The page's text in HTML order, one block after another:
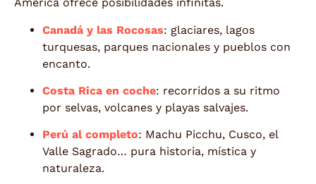
Canadá y las Rocosas: glaciares, lagos
turquesas, parques nacionales y pueblos con
encanto.
Costa Rica en coche: recorridos a su ritmo
por selvas, volcanes y playas salvajes.
Perú al completo: Machu Picchu, Cusco, el
Valle Sagrado… pura historia, mística y
naturaleza.